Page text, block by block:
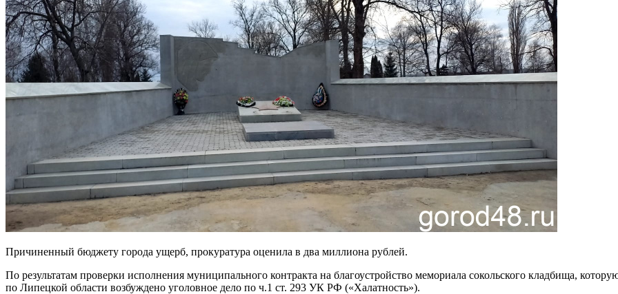
Причиненный бюджету города ущерб, прокуратура оценила в два миллиона рублей.
По результатам проверки исполнения муниципального контракта на благоустройство мемориала сокольского кладбища,
по Липецкой области возбуждено уголовное дело по ч.1 ст. 293 УК РФ («Халатность»).